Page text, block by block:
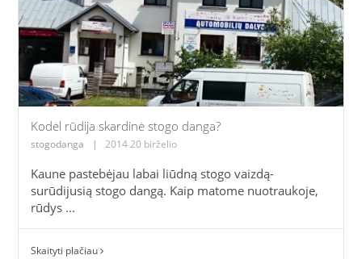
Kodėl rūdija skardinė stogo danga?
stogodanga | 2014 20 birželio
Kaune pastebėjau labai liūdną stogo vaizdą-
surūdijusią stogo dangą. Kaip matome nuotraukoje,
rūdys ...
Skaityti plačiau